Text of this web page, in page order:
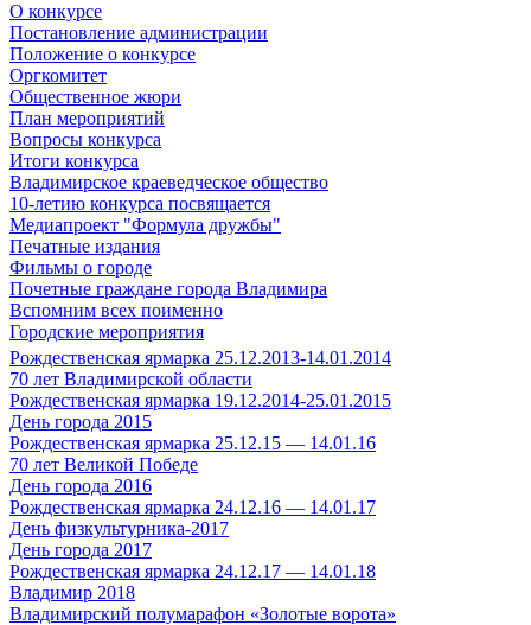
О конкурсе
Постановление администрации
Положение о конкурсе
Оргкомитет
Общественное жюри
План мероприятий
Вопросы конкурса
Итоги конкурса
Владимирское краеведческое общество
10-летию конкурса посвящается
Медиапроект "Формула дружбы"
Печатные издания
Фильмы о городе
Почетные граждане города Владимира
Вспомним всех поименно
Городские мероприятия
Рождественская ярмарка 25.12.2013-14.01.2014
70 лет Владимирской области
Рождественская ярмарка 19.12.2014-25.01.2015
День города 2015
Рождественская ярмарка 25.12.15 — 14.01.16
70 лет Великой Победе
День города 2016
Рождественская ярмарка 24.12.16 — 14.01.17
День физкультурника-2017
День города 2017
Рождественская ярмарка 24.12.17 — 14.01.18
Владимир 2018
Владимирский полумарафон «Золотые ворота»